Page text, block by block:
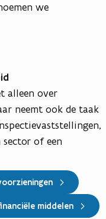
we
alleen over
neemt ook de taak
sector of een
middelen